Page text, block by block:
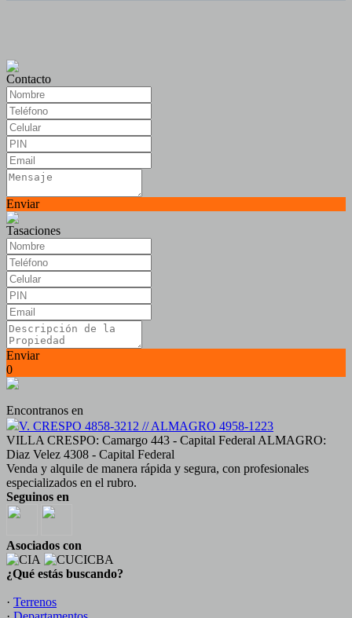
Contacto
Enviar
Tasaciones
Enviar
0
Encontranos en
V. CRESPO 4858-3212 // ALMAGRO 4958-1223
VILLA CRESPO: Camargo 443 - Capital Federal ALMAGRO:
Diaz Velez 4308 - Capital Federal
Venda y alquile de manera rápida y segura, con profesionales
especializados en el rubro.
Seguinos en
Asociados con
¿Qué estás buscando?
· Terrenos